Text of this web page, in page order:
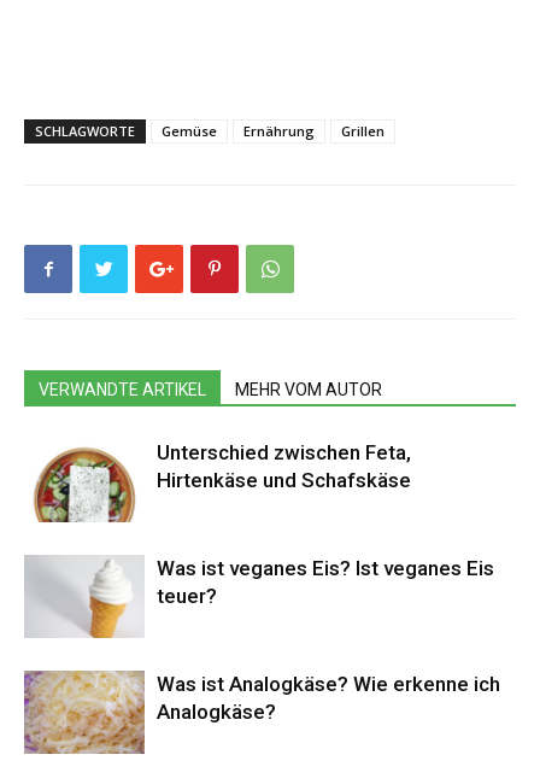
SCHLAGWORTE Gemüse Ernährung Grillen
VERWANDTE ARTIKEL MEHR VOM AUTOR
Unterschied zwischen Feta,
Hirtenkäse und Schafskäse
Was ist veganes Eis? Ist veganes Eis
teuer?
Was ist Analogkäse? Wie erkenne ich
Analogkäse?